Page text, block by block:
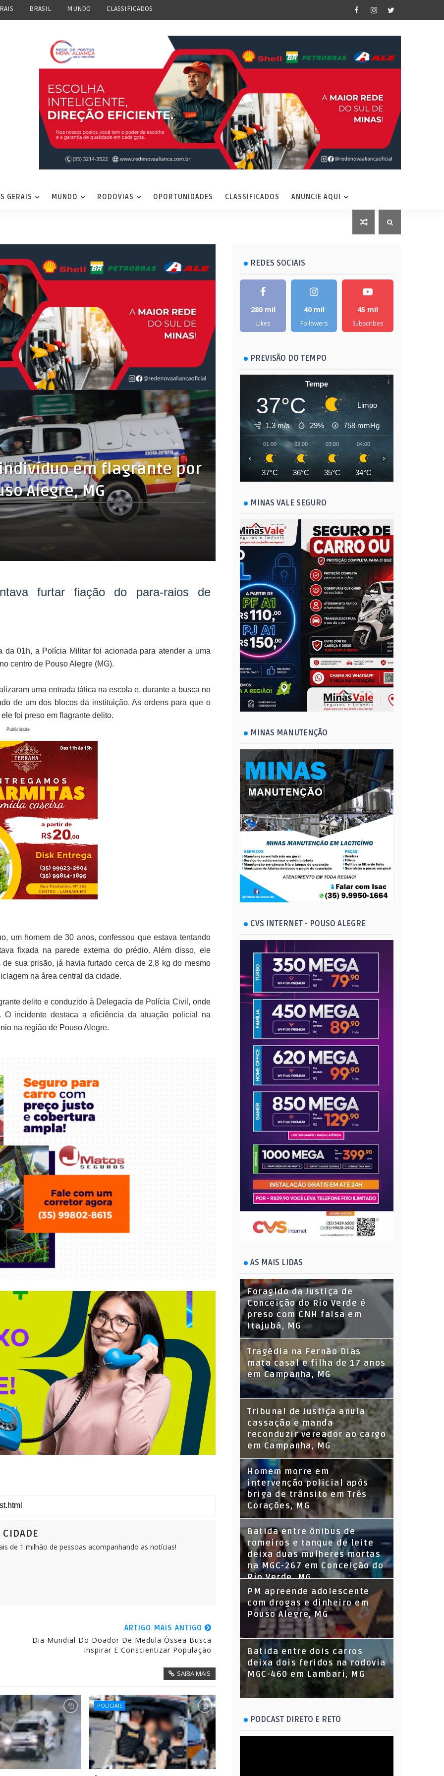
BRASIL MUNDO CLASSIFICADOS
GERAIS MUNDO RODOVIAS OPORTUNIDADES CLASSIFICADOS ANUNCIE AQUI
em flagrante por
Alegre, MG
furtar fiação do para-raios de
da 01h, a Polícia Militar foi acionada para atender a uma
centro de Pouso Alegre (MG).
uma entrada tática na escola e, durante a busca no
de um dos blocos da instituição. As ordens para que o
foi preso em flagrante delito.
Publicidade
um homem de 30 anos, confessou que estava tentando
fixada na parede externa do prédio. Além disso, ele
sua prisão, já havia furtado cerca de 2,8 kg do mesmo
na área central da cidade.
delito e conduzido à Delegacia de Polícia Civil, onde
O incidente destaca a eficiência da atuação policial na
na região de Pouso Alegre.
de 1 milhão de pessoas acompanhando as notícias!
ARTIGO MAIS ANTIGO
Dia Mundial Do Doador De Medula Óssea Busca
Inspirar E Conscientizar População
SAIBA MAIS
POLICIAIS
REDES SOCIAIS
280 mil
Likes
40 mil
Followers
45 mil
Subscribes
PREVISÃO DO TEMPO
Tempe
37°C Limpo
1.3 m/s 29% 758 mmHg
01:00
37°C
02:00
36°C
03:00
35°C
04:00
34°C
‹ ›
MINAS VALE SEGURO
MINAS MANUTENÇÃO
CVS INTERNET - POUSO ALEGRE
AS MAIS LIDAS
Foragido da Justiça de
Conceição do Rio Verde é
preso com CNH falsa em
Itajubá, MG
Tragédia na Fernão Dias
mata casal e filha de 17 anos
em Campanha, MG
Tribunal de Justiça anula
cassação e manda
reconduzir vereador ao cargo
em Campanha, MG
Homem morre em
intervenção policial após
briga de trânsito em Três
Corações, MG
Batida entre ônibus de
romeiros e tanque de leite
deixa duas mulheres mortas
na MGC-267 em Conceição do
Rio Verde, MG
PM apreende adolescente
com drogas e dinheiro em
Pouso Alegre, MG
Batida entre dois carros
deixa dois feridos na rodovia
MGC-460 em Lambari, MG
PODCAST DIRETO E RETO